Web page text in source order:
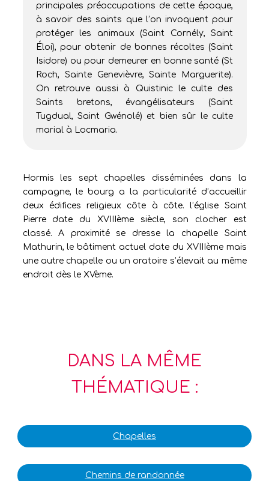
principales préoccupations de cette époque,
à savoir des saints que l’on invoquent pour
protéger les animaux (Saint Cornély, Saint
Éloi), pour obtenir de bonnes récoltes (Saint
Isidore) ou pour demeurer en bonne santé (St
Roch, Sainte Genevièvre, Sainte Marguerite).
On retrouve aussi à Quistinic le culte des
Saints bretons, évangélisateurs (Saint
Tugdual, Saint Gwénolé) et bien sûr le culte
marial à Locmaria.
Hormis les sept chapelles disséminées dans la
campagne, le bourg a la particularité d’accueillir
deux édifices religieux côte à côte. l’église Saint
Pierre date du XVIIIème siècle, son clocher est
classé. A proximité se dresse la chapelle Saint
Mathurin, le bâtiment actuel date du XVIIIème mais
une autre chapelle ou un oratoire s’élevait au même
endroit dès le XVème.
DANS LA MÊME
THÉMATIQUE :
Chapelles
Chemins de randonnée